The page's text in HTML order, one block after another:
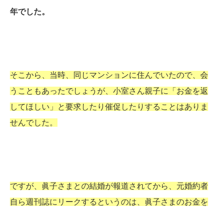
年でした。
そこから、当時、同じマンションに住んでいたので、会
うこともあったでしょうが、小室さん親子に「お金を返
してほしい」と要求したり催促したりすることはありま
せんでした。
ですが、眞子さまとの結婚が報道されてから、元婚約者
自ら週刊誌にリークするというのは、眞子さまのお金を